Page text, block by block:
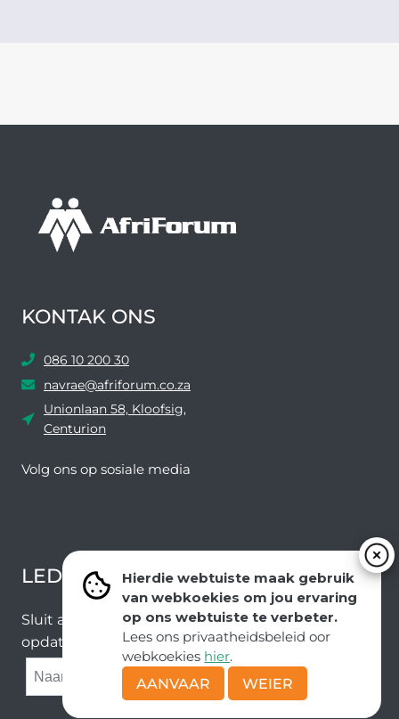
Hierdie webtuiste maak gebruik
van webkoekies om jou ervaring
op ons webtuiste te verbeter.
Lees ons privaatheidsbeleid oor
webkoekies hier.
AANVAAR
WEIER
KONTAK ONS
086 10 200 30
navrae@afriforum.co.za
Unionlaan 58, Kloofsig,
Centurion
Volg ons ​​op sosiale media
LEDEVOORDELE NUUSBRIEF
Sluit aan by ons e-poslys om die nuutste nuus en
opdaterings van ons span te ontvang.